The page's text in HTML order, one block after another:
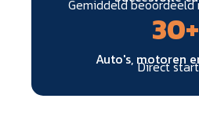
Gemiddeld
Auto's, motoren
30+
Direct